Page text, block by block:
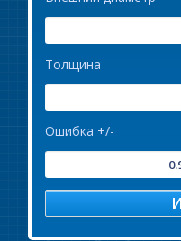
Толщина
Ошибка +/-